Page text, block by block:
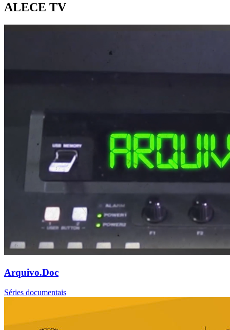
ALECE TV
Arquivo.Doc
Séries documentais